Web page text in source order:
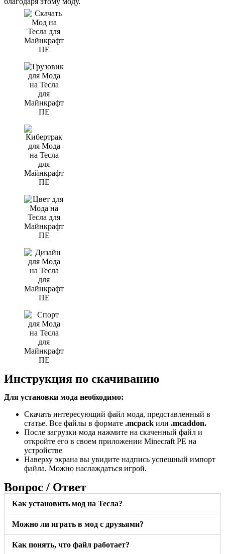
Инструкция по скачиванию
Для установки мода необходимо:
Скачать интересующий файл мода, представленный в
статье. Все файлы в формате .mcpack или .mcaddon.
После загрузки мода нажмите на скаченный файл и
откройте его в своем приложении Minecraft PE на
устройстве
Наверху экрана вы увидите надпись успешный импорт
файла. Можно наслаждаться игрой.
Вопрос / Ответ
Как установить мод на Тесла?
Можно ли играть в мод с друзьями?
Как понять, что файл работает?